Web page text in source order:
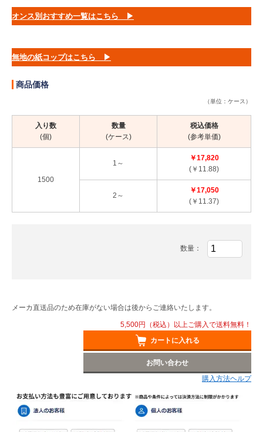
オンス別おすすめ一覧はこちら ▶
無地の紙コップはこちら ▶
商品価格
（単位：ケース）
入り数
(個)
数量
(ケース)
税込価格
(参考単価)
1500
1～
￥17,820
(￥11.88)
2～
￥17,050
(￥11.37)
数量：
メーカ直送品のため在庫がない場合は後からご連絡いたします。
5,500円（税込）以上ご購入で送料無料！
カートに入れる
お問い合わせ
購入方法ヘルプ